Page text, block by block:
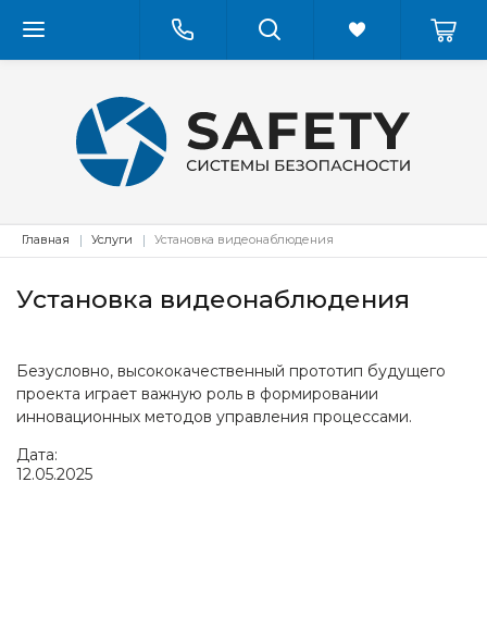
Главная Услуги Установка видеонаблюдения
Установка видеонаблюдения
Безусловно, высококачественный прототип будущего
проекта играет важную роль в формировании
инновационных методов управления процессами.
Дата:
12.05.2025